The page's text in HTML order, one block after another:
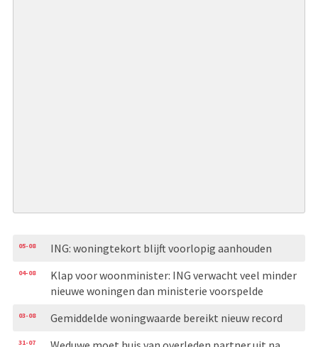
05-08 ING: woningtekort blijft voorlopig aanhouden
04-08
Klap voor woonminister: ING verwacht veel minder
nieuwe woningen dan ministerie voorspelde
03-08 Gemiddelde woningwaarde bereikt nieuw record
31-07